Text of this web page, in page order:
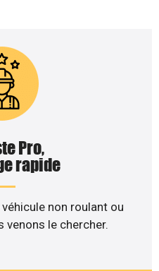
Pro,
rapide
non roulant ou
venons le chercher.